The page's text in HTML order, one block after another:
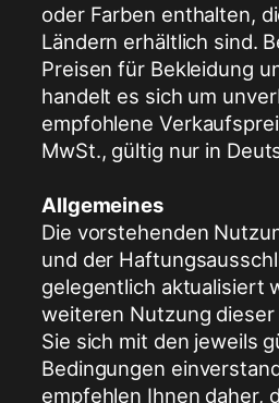
oder Farben enthalten,
Ländern erhältlich sind.
Preisen für Bekleidung
handelt es sich um
empfohlene
MwSt., gültig nur in
Allgemeines
Die vorstehenden
und der
gelegentlich aktualisiert
weiteren Nutzung
Sie sich mit den jeweils
Bedingungen
empfehlen Ihnen daher,